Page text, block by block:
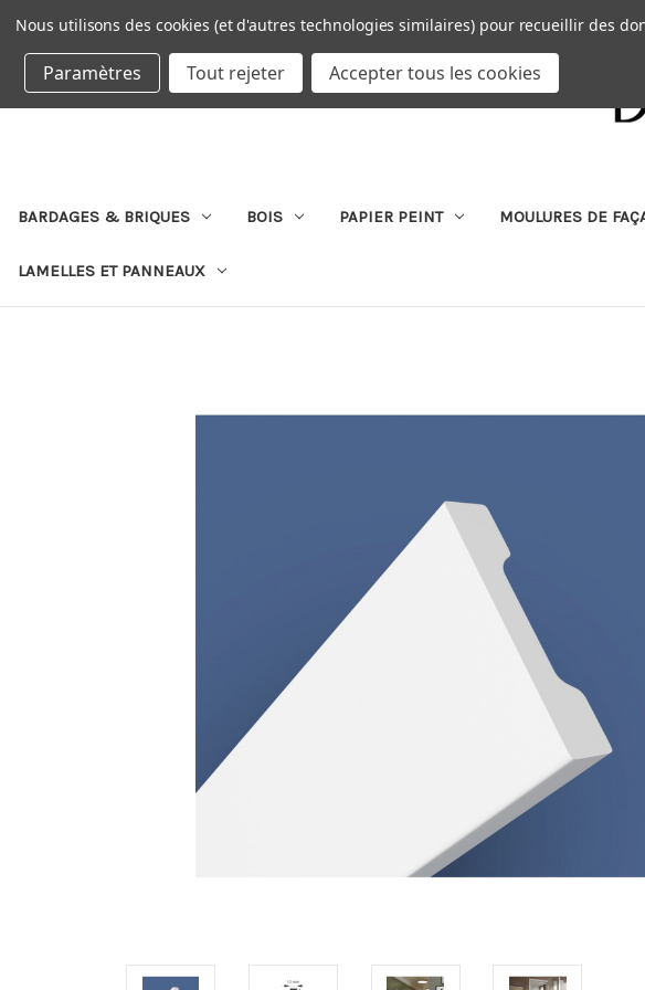
DEVISE : EUR
BARDAGES & BRIQUES BOIS PAPIER PEINT MOULURES DE
LAMELLES ET PANNEAUX
Nous utilisons des cookies (et d'autres technologies similaires) pour recueillir des
Paramètres Tout rejeter Accepter tous les cookies